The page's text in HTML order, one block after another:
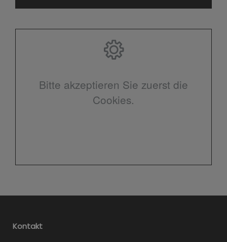
Bitte akzeptieren Sie zuerst die
Cookies.
Kontakt